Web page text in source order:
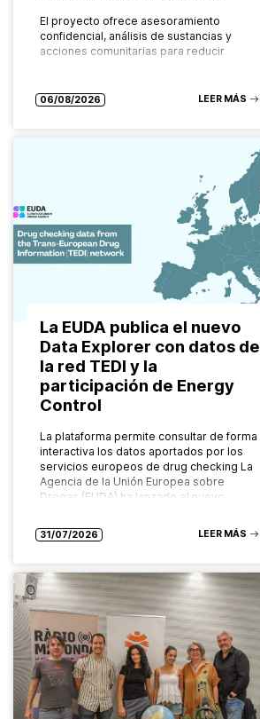
El proyecto ofrece asesoramiento
confidencial, análisis de sustancias y
acciones comunitarias para reducir
de drogas evolucionan constantemente.
También…
06/08/2026 LEER MÁS
La EUDA publica el nuevo
Data Explorer con datos de
la red TEDI y la
participación de Energy
Control
La plataforma permite consultar de forma
interactiva los datos aportados por los
servicios europeos de drug checking La
Agencia de la Unión Europea sobre
Drogas (EUDA) ha lanzado el nuevo…
31/07/2026 LEER MÁS